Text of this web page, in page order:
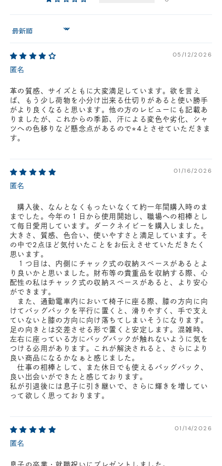
在庫状況について
ざいます。
います。
います。
最新の在庫状況については、ご利用店舗に直接お問い
合わせください。店舗一覧はこちら
Sort by
05/12/2026
匿名
革の質感、サイズともに大変満足しています。欲を言え
ば、もう少し荷物を小分け出来る仕切りがあると使い勝手
がより良くなると思います。他の方のレビューにも記載あ
りましたが、これからの季節、汗による変色や劣化、シャ
ツへの色移りなど懸念点があるので⭐︎4とさせていただきま
す。
01/16/2026
匿名
購入後、なんとなくもったいなくて約一年間購入時のま
までした。今年の１日から使用開始し、職場への相棒とし
て毎日愛用しています。ダークネイビーを購入しました。
大きさ、質感、色合い、使いやすさと満足しています。そ
の中で2点ほど気付いたことをお伝えさせていただきたく
思います。
１つ目は、内側にチャック式の収納スペースがあるとよ
り良いかと思いました。財布等の貴重品を収納する際、心
配性の私はチャック式の収納スペースがあると、より安心
ができます。
また、通勤電車内において椅子に座る際、膝の方向に向
けてバッグパックを平行に置くと、滑りやすく、手で支え
ていないと膝の方向に向け落ちてしまいそうになります。
足の向きとは交差させる形で置くと安定します。混雑時、
左右に座っている方にバッグパックが触れないように気を
つける必用があります。これが解決されると、さらにより
良い商品になるかなぁと感じました。
仕事の相棒として、また休日でも使えるバッグパック、
良い出会いができたと感じております。
私が引退後には息子に引き継いで、さらに輝きを増してい
って欲しく思っております。
01/14/2026
匿名